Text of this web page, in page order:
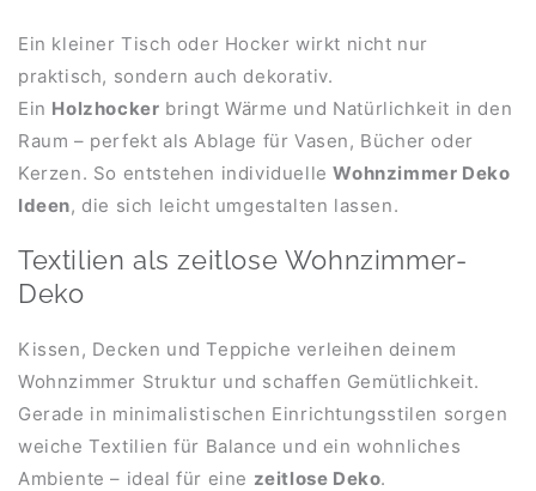
Ein kleiner Tisch oder Hocker wirkt nicht nur
praktisch, sondern auch dekorativ.
Ein Holzhocker bringt Wärme und Natürlichkeit in den
Raum – perfekt als Ablage für Vasen, Bücher oder
Kerzen. So entstehen individuelleWohnzimmer Deko
Ideen, die sich leicht umgestalten lassen.
Textilien als zeitlose Wohnzimmer-
Deko
Kissen, Decken und Teppiche verleihen deinem
Wohnzimmer Struktur und schaffen Gemütlichkeit.
Gerade in minimalistischen Einrichtungsstilen sorgen
weiche Textilien für Balance und ein wohnliches
Ambiente – ideal für eine zeitlose Deko.